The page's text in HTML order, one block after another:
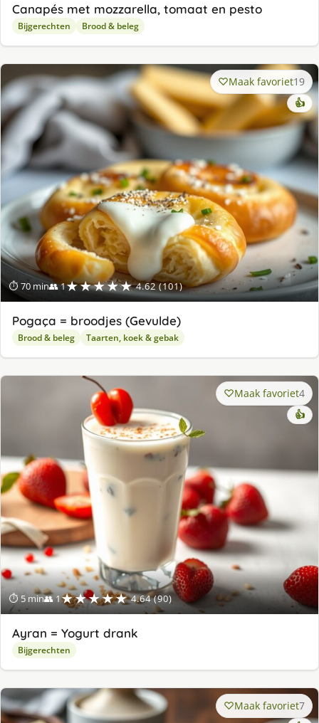
Canapés met mozzarella, tomaat en pesto
Bijgerechten Brood & beleg
⏱ 70 min👥 1★★★★★ 4.62 (101)
Maak favoriet19
👍
Pogaça = broodjes (Gevulde)
Brood & beleg Taarten, koek & gebak
⏱ 5 min👥 1★★★★★ 4.64 (90)
Maak favoriet4
👍
Ayran = Yogurt drank
Bijgerechten
Maak favoriet7